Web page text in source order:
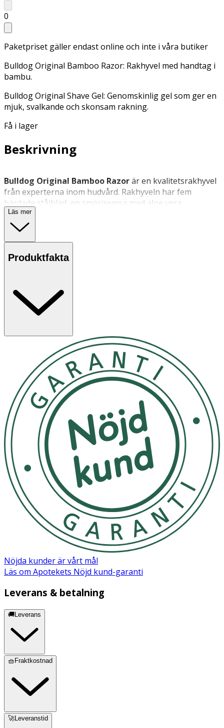
0
Paketpriset gäller endast online och inte i våra butiker
Bulldog Original Bamboo Razor: Rakhyvel med handtag i
bambu.
Bulldog Original Shave Gel: Genomskinlig gel som ger en
mjuk, svalkande och skonsam rakning.
Få i lager
Beskrivning
Bulldog Original Bamboo Razorär en kvalitetsrakhyvel
från experterna inom hudvård. Rakhyveln har fem
härdade stålblad, en smörjremsa med aloe vera,
precisionstrimmer för svåråtkomliga ställen och en
svängbar design för en jämn, nära och skonsam rakning.
Bulldog Original Shave Gel:
en mjuk, svalkande och skonsam rakning. Följ
Läs mer
Produktfakta
Nöjda kunder är vårt mål
Läs om Apotekets Nöjd kund-garanti
Leverans & betalning
🚚Leverans
🧺Fraktkostnad
🚀Leveranstid